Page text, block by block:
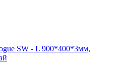
SW - L 900*400*3мм,